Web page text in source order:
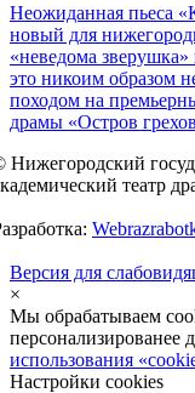
Неожиданная пьеса
новый для
«неведома
это никоим образом
походом на
драмы «Остров
Нижегородский
театр
Версия для
×
Мы обрабатываем
персонализированее
использования
Настройки cookies